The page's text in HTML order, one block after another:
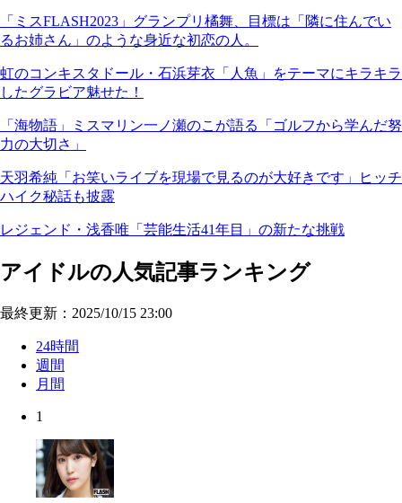
「ミスFLASH2023」グランプリ橘舞、目標は「隣に住んでい
るお姉さん」のような身近な初恋の人。
虹のコンキスタドール・石浜芽衣「人魚」をテーマにキラキラ
したグラビア魅せた！
「海物語」ミスマリン一ノ瀬のこが語る「ゴルフから学んだ努
力の大切さ」
天羽希純「お笑いライブを現場で見るのが大好きです」ヒッチ
ハイク秘話も披露
レジェンド・浅香唯「芸能生活41年目」の新たな挑戦
アイドルの人気記事ランキング
最終更新：2025/10/15 23:00
24時間
週間
月間
1